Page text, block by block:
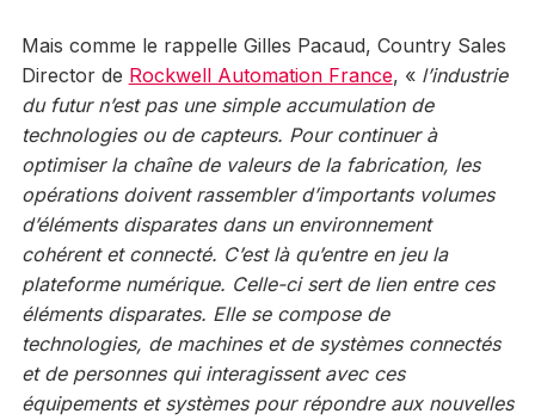
Mais comme le rappelle Gilles Pacaud, Country Sales
Director de Rockwell Automation France, « l’industrie
du futur n’est pas une simple accumulation de
technologies ou de capteurs. Pour continuer à
optimiser la chaîne de valeurs de la fabrication, les
opérations doivent rassembler d’importants volumes
d’éléments disparates dans un environnement
cohérent et connecté. C’est là qu’entre en jeu la
plateforme numérique. Celle-ci sert de lien entre ces
éléments disparates. Elle se compose de
technologies, de machines et de systèmes connectés
et de personnes qui interagissent avec ces
équipements et systèmes pour répondre aux nouvelles